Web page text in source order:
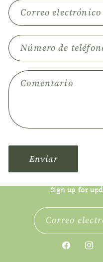
m
u
a
r
o
e
c
n
a
c
Correo electrónico
Número de
Comentario
Enviar
Sign up for
Correo
Facebook